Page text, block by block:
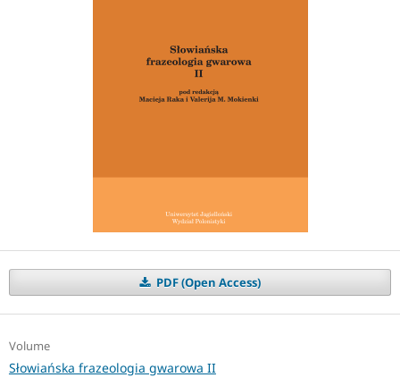
PDF (Open Access)
Volume
Słowiańska frazeologia gwarowa II